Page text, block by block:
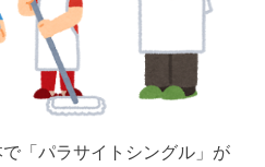
「パラサイトシングル」が